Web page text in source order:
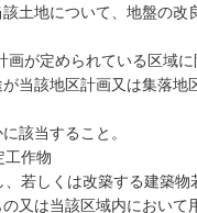
土地について、地盤の改
が定められている区域に
当該地区計画又は集落地
該当すること。
工作物
若しくは改築する建築物
又は当該区域内において